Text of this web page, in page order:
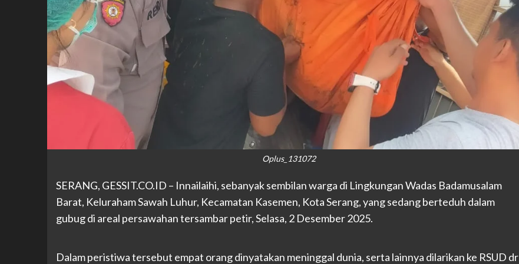
Oplus_131072
SERANG, GESSIT.CO.ID – Innailaihi, sebanyak sembilan warga di Lingkungan Wadas Badamusalam
Barat, Keluraham Sawah Luhur, Kecamatan Kasemen, Kota Serang, yang sedang berteduh dalam
gubug di areal persawahan tersambar petir, Selasa, 2 Desember 2025.
Dalam peristiwa tersebut empat orang dinyatakan meninggal dunia, serta lainnya dilarikan ke RSUD dr